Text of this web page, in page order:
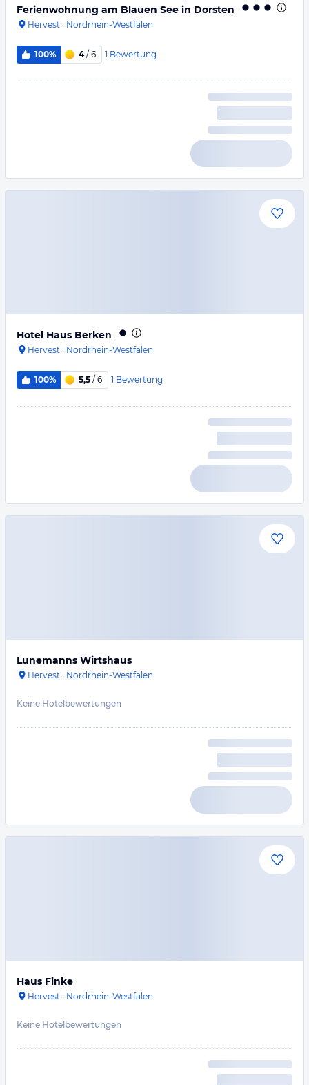
Ferienwohnung am Blauen See in Dorsten
Hervest · Nordrhein-Westfalen
100% 4/ 6 1 Bewertung
Hotel Haus Berken
Hervest · Nordrhein-Westfalen
100% 5,5 / 6 1 Bewertung
Lunemanns Wirtshaus
Hervest · Nordrhein-Westfalen
Keine Hotelbewertungen
Haus Finke
Hervest · Nordrhein-Westfalen
Keine Hotelbewertungen